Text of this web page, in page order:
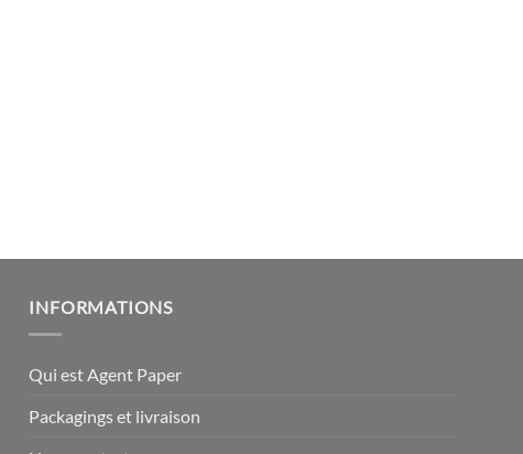
INFORMATIONS
Qui est Agent Paper
Packagings et livraison